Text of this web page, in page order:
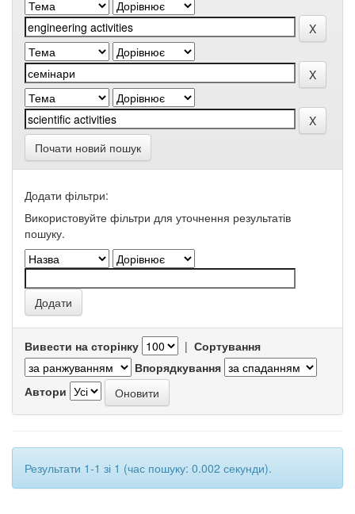
Почати новий пошук
Додати фільтри:
Використовуйте фільтри для уточнення результатів
пошуку.
Вивести на сторінку | Сортування
Впорядкування
Автори
Результати 1-1 зі 1 (час пошуку: 0.002 секунди).